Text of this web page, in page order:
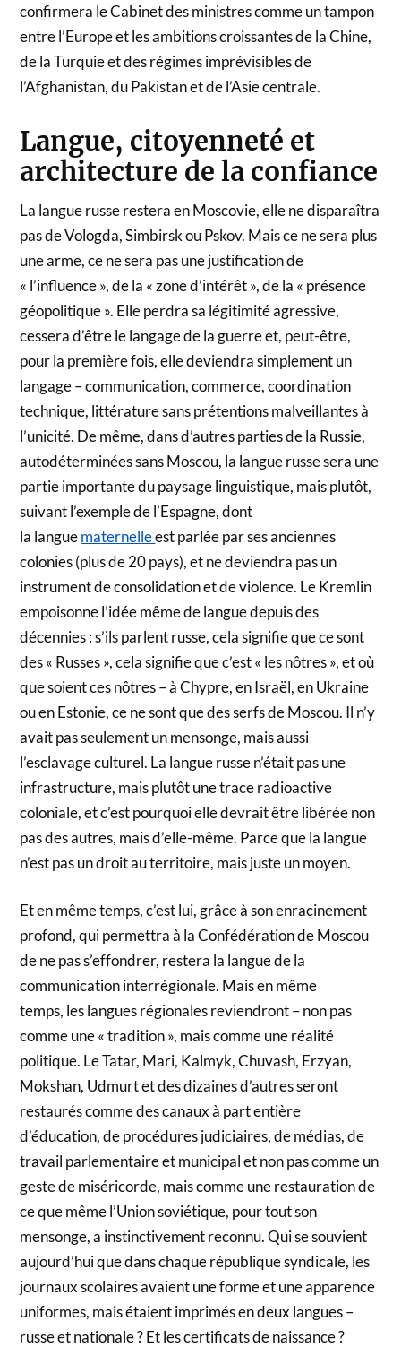
confirmera le Cabinet des ministres comme un tampon
entre l’Europe et les ambitions croissantes de la Chine,
de la Turquie et des régimes imprévisibles de
l’Afghanistan, du Pakistan et de l’Asie centrale.
Langue, citoyenneté et
architecture de la confiance
La langue russe restera en Moscovie, elle ne disparaîtra
pas de Vologda, Simbirsk ou Pskov. Mais ce ne sera plus
une arme, ce ne sera pas une justification de
« l’influence », de la « zone d’intérêt », de la « présence
géopolitique ». Elle perdra sa légitimité agressive,
cessera d’être le langage de la guerre et, peut-être,
pour la première fois, elle deviendra simplement un
langage – communication, commerce, coordination
technique, littérature sans prétentions malveillantes à
l’unicité. De même, dans d’autres parties de la Russie,
autodéterminées sans Moscou, la langue russe sera une
partie importante du paysage linguistique, mais plutôt,
suivant l’exemple de l’Espagne, dont
la languematernelleest parlée par ses anciennes
colonies (plus de 20 pays), et ne deviendra pas un
instrument de consolidation et de violence. Le Kremlin
empoisonne l’idée même de langue depuis des
décennies : s’ils parlent russe, cela signifie que ce sont
des « Russes », cela signifie que c’est « les nôtres », et où
que soient ces nôtres – à Chypre, en Israël, en Ukraine
ou en Estonie, ce ne sont que des serfs de Moscou. Il n’y
avait pas seulement un mensonge, mais aussi
l’esclavage culturel. La langue russe n’était pas une
infrastructure, mais plutôt une trace radioactive
coloniale, et c’est pourquoi elle devrait être libérée non
pas des autres, mais d’elle-même. Parce que la langue
n’est pas un droit au territoire, mais juste un moyen.
Et en même temps, c’est lui, grâce à son enracinement
profond, qui permettra à la Confédération de Moscou
de ne pas s’effondrer, restera la langue de la
communication interrégionale. Mais en même
temps, les langues régionales reviendront – non pas
comme une « tradition », mais comme une réalité
politique. Le Tatar, Mari, Kalmyk, Chuvash, Erzyan,
Mokshan, Udmurt et des dizaines d’autres seront
restaurés comme des canaux à part entière
d’éducation, de procédures judiciaires, de médias, de
travail parlementaire et municipal et non pas comme un
geste de miséricorde, mais comme une restauration de
ce que même l’Union soviétique, pour tout son
mensonge, a instinctivement reconnu. Qui se souvient
aujourd’hui que dans chaque république syndicale, les
journaux scolaires avaient une forme et une apparence
uniformes, mais étaient imprimés en deux langues –
russe et nationale ? Et les certificats de naissance ?